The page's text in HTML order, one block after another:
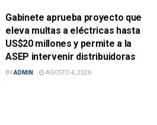
Gabinete aprueba proyecto que
eleva multas a eléctricas hasta
US$20 millones y permite a la
ASEP intervenir distribuidoras
BYADMIN AGOSTO 4, 2026